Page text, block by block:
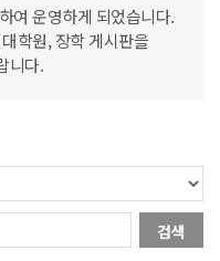
여 운영하게 되었습니다.
학원, 장학 게시판을
니다.
검색